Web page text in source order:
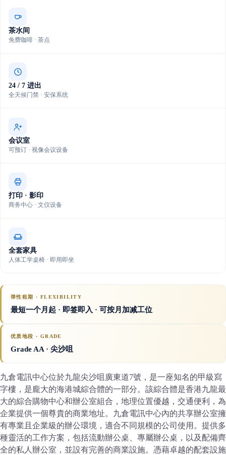
茶水间
免费咖啡 · 茶点
24 / 7 进出
全天候门禁 · 安保系统
会议室
可预订 · 视像会议设备
打印 · 影印
商务中心 · 文仪设备
全套家具
人体工学桌椅 · 即用即坐
弹性租期 · FLEXIBILITY
最短一个月起 · 即签即入 · 可按月加减工位
优质地段 · GRADE
Grade AA· 尖沙咀
九倉電訊中心位於九龍尖沙咀廣東道7號，是一座知名的甲級寫
字樓，是龐大的海港城綜合體的一部分。該綜合體是香港九龍最
大的綜合購物中心和辦公室組合，地理位置優越，交通便利，為
企業提供一個尊貴的商業地址。九倉電訊中心內的共享辦公室擁
有專業且企業級的辦公環境，適合不同規模的公司使用。提供多
種靈活的工作方案，包括流動辦公桌、專屬辦公桌，以及配備齊
全的私人辦公室，並設有完善的商業設施。憑藉卓越的配套設施